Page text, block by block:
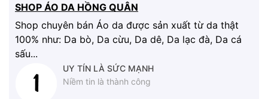
SHOP ÁO DA HỒNG QUÂN
Shop chuyên bán Áo da được sản xuất từ da thật
100% như: Da bò, Da cừu, Da dê, Da lạc đà, Da cá
sấu...
UY TÍN LÀ SỨC MẠNH
Niềm tin là thành công